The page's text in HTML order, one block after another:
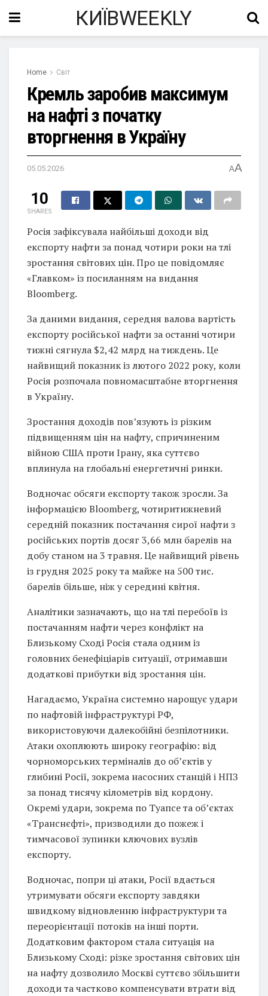
КИЇВWEEKLY
Home Світ
Кремль заробив максимум
на нафті з початку
вторгнення в Україну
05.05.2026 AA
10
SHARES
Росія зафіксувала найбільші доходи від
експорту нафти за понад чотири роки на тлі
зростання світових цін. Про це повідомляє
«Главком» із посиланням на видання
Bloomberg.
За даними видання, середня валова вартість
експорту російської нафти за останні чотири
тижні сягнула $2,42 млрд на тиждень. Це
найвищий показник із лютого 2022 року, коли
Росія розпочала повномасштабне вторгнення
в Україну.
Зростання доходів пов’язують із різким
підвищенням цін на нафту, спричиненим
війною США проти Ірану, яка суттєво
вплинула на глобальні енергетичні ринки.
Водночас обсяги експорту також зросли. За
інформацією Bloomberg, чотиритижневий
середній показник постачання сирої нафти з
російських портів досяг 3,66 млн барелів на
добу станом на 3 травня. Це найвищий рівень
із грудня 2025 року та майже на 500 тис.
барелів більше, ніж у середині квітня.
Аналітики зазначають, що на тлі перебоїв із
постачанням нафти через конфлікт на
Близькому Сході Росія стала одним із
головних бенефіціарів ситуації, отримавши
додаткові прибутки від зростання цін.
Нагадаємо, Україна системно нарощує удари
по нафтовій інфраструктурі РФ,
використовуючи далекобійні безпілотники.
Атаки охоплюють широку географію: від
чорноморських терміналів до об’єктів у
глибині Росії, зокрема насосних станцій і НПЗ
за понад тисячу кілометрів від кордону.
Окремі удари, зокрема по Туапсе та об’єктах
«Транснєфті», призводили до пожеж і
тимчасової зупинки ключових вузлів
експорту.
Водночас, попри ці атаки, Росії вдається
утримувати обсяги експорту завдяки
швидкому відновленню інфраструктури та
переорієнтації потоків на інші порти.
Додатковим фактором стала ситуація на
Близькому Сході: різке зростання світових цін
на нафту дозволило Москві суттєво збільшити
доходи та частково компенсувати втрати від